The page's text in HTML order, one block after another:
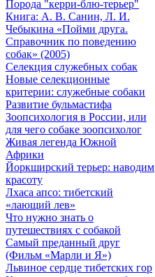
Порода "керри-блю-терьер"
Книга: А. В. Санин, Л. И.
Чебыкина «Пойми друга.
Справочник по поведению
собак» (2005)
Селекция служебных собак
Новые селекционные
критерии: служебные собаки
Развитие бульмастифа
Зоопсихология в России, или
для чего собаке зоопсихолог
Живая легенда Южной
Африки
Йоркширский терьер: наводим
красоту
Лхаса апсо: тибетский
«лающий лев»
Что нужно знать о
путешествиях с собакой
Самый преданный друг
(Фильм «Марли и Я»)
Львиное сердце тибетских гор